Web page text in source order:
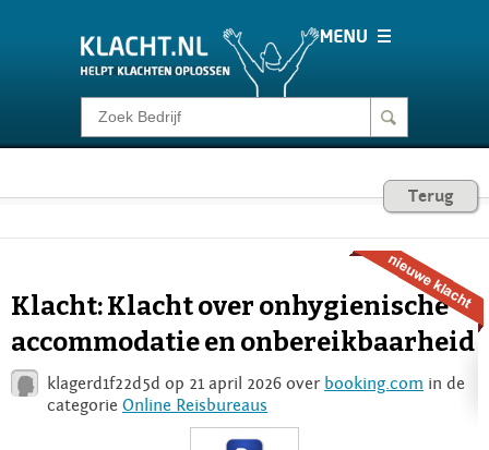
Klacht melden
Consumentenrecht
Voor Bedrijven
Login
Terug
Klacht: Klacht over onhygienische
accommodatie en onbereikbaarheid
klagerd1f22d5d op 21 april 2026 over booking.com in de
categorie Online Reisbureaus